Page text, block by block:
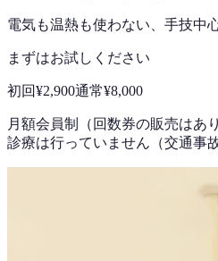
電気も温熱も使わない、手技中
まずはお試しください
初回¥2,900通常¥8,000
月額会員制（回数券の販売はあ
診療は行っていません（交通事